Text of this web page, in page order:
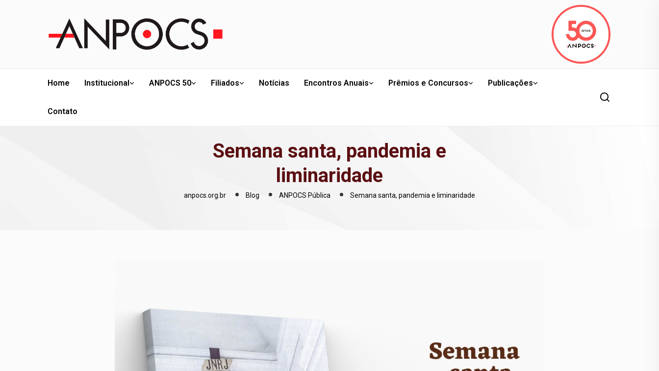
Home Institucional ANPOCS 50 Filiados Notícias Encontros Anuais Prêmios e Concursos Publicações
Contato
Semana santa, pandemia e
liminaridade
anpocs.org.br Blog ANPOCS Pública Semana santa, pandemia e liminaridade